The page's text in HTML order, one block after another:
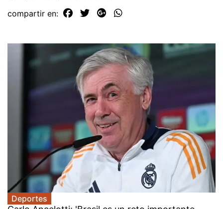
compartir en:
Deportes